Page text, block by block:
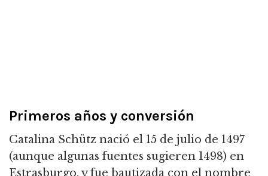
Primeros años y conversión
Catalina Schütz nació el 15 de julio de 1497
(aunque algunas fuentes sugieren 1498) en
Estrasburgo, y fue bautizada con el nombre